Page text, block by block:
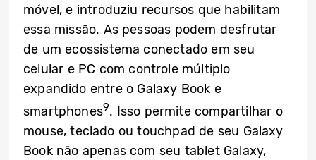
móvel, e introduziu recursos que habilitam
essa missão. As pessoas podem desfrutar
de um ecossistema conectado em seu
celular e PC com controle múltiplo
expandido entre o Galaxy Book e
smartphones9. Isso permite compartilhar o
mouse, teclado ou touchpad de seu Galaxy
Book não apenas com seu tablet Galaxy,